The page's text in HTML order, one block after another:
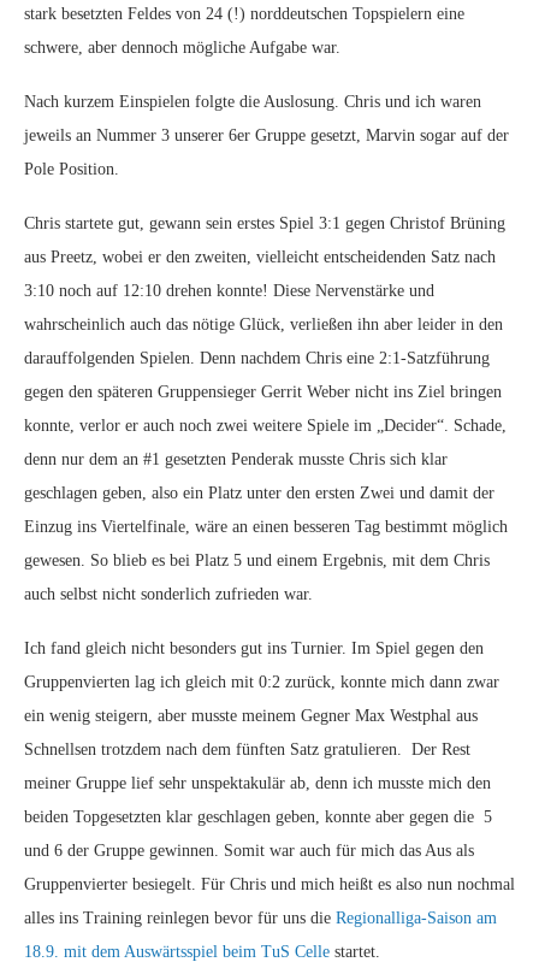
stark besetzten Feldes von 24 (!) norddeutschen Topspielern eine
schwere, aber dennoch mögliche Aufgabe war.
Nach kurzem Einspielen folgte die Auslosung. Chris und ich waren
jeweils an Nummer 3 unserer 6er Gruppe gesetzt, Marvin sogar auf der
Pole Position.
Chris startete gut, gewann sein erstes Spiel 3:1 gegen Christof Brüning
aus Preetz, wobei er den zweiten, vielleicht entscheidenden Satz nach
3:10 noch auf 12:10 drehen konnte! Diese Nervenstärke und
wahrscheinlich auch das nötige Glück, verließen ihn aber leider in den
darauffolgenden Spielen. Denn nachdem Chris eine 2:1-Satzführung
gegen den späteren Gruppensieger Gerrit Weber nicht ins Ziel bringen
konnte, verlor er auch noch zwei weitere Spiele im „Decider“. Schade,
denn nur dem an #1 gesetzten Penderak musste Chris sich klar
geschlagen geben, also ein Platz unter den ersten Zwei und damit der
Einzug ins Viertelfinale, wäre an einen besseren Tag bestimmt möglich
gewesen. So blieb es bei Platz 5 und einem Ergebnis, mit dem Chris
auch selbst nicht sonderlich zufrieden war.
Ich fand gleich nicht besonders gut ins Turnier. Im Spiel gegen den
Gruppenvierten lag ich gleich mit 0:2 zurück, konnte mich dann zwar
ein wenig steigern, aber musste meinem Gegner Max Westphal aus
Schnellsen trotzdem nach dem fünften Satz gratulieren. Der Rest
meiner Gruppe lief sehr unspektakulär ab, denn ich musste mich den
beiden Topgesetzten klar geschlagen geben, konnte aber gegen die 5
und 6 der Gruppe gewinnen. Somit war auch für mich das Aus als
Gruppenvierter besiegelt. Für Chris und mich heißt es also nun nochmal
alles ins Training reinlegen bevor für uns die Regionalliga-Saison am
18.9. mit dem Auswärtsspiel beim TuS Celle startet.